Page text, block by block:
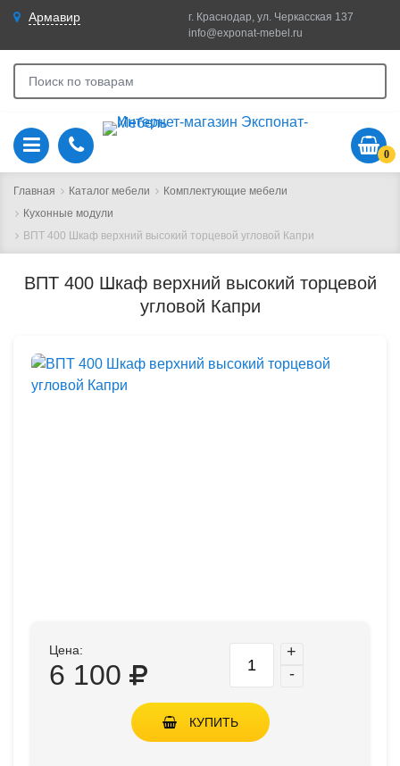
Армавир
г. Краснодар, ул. Черкасская 137
info@exponat-mebel.ru
0
Главная Каталог мебели
Комплектующие мебели
Кухонные модули
ВПТ 400 Шкаф верхний высокий торцевой угловой Капри
ВПТ 400 Шкаф верхний высокий торцевой
угловой Капри
Цена:
6 100
+
-
КУПИТЬ